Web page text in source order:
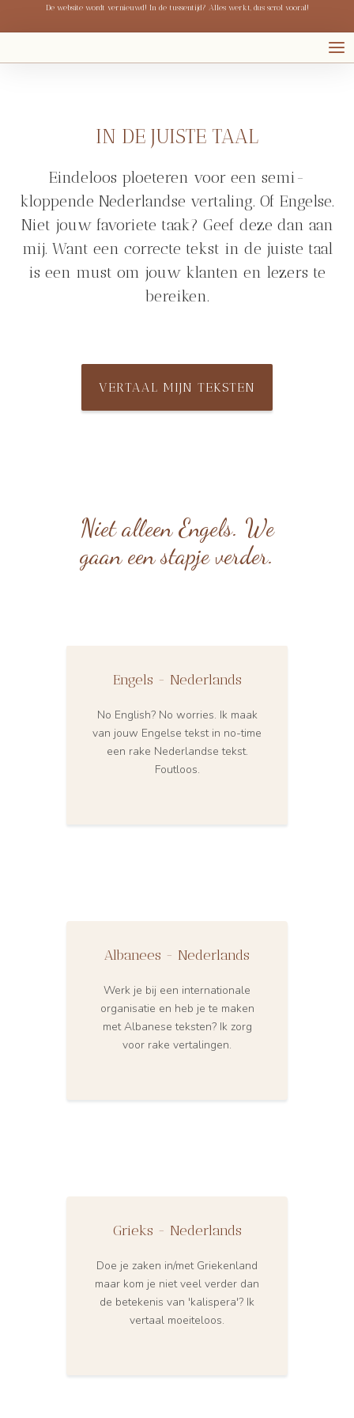
De website wordt vernieuwd! In de tussentijd? Alles werkt, dus scrol vooral!
IN DE JUISTE TAAL
Eindeloos ploeteren voor een semi-
kloppende Nederlandse vertaling. Of Engelse.
Niet jouw favoriete taak? Geef deze dan aan
mij. Want een correcte tekst in de juiste taal
is een must om jouw klanten en lezers te
bereiken.
VERTAAL MIJN TEKSTEN
Niet alleen Engels. We
gaan een stapje verder.
Engels - Nederlands
No English? No worries. Ik maak
van jouw Engelse tekst in no-time
een rake Nederlandse tekst.
Foutloos.
Albanees - Nederlands
Werk je bij een internationale
organisatie en heb je te maken
met Albanese teksten? Ik zorg
voor rake vertalingen.
Grieks - Nederlands
Doe je zaken in/met Griekenland
maar kom je niet veel verder dan
de betekenis van 'kalispera'? Ik
vertaal moeiteloos.